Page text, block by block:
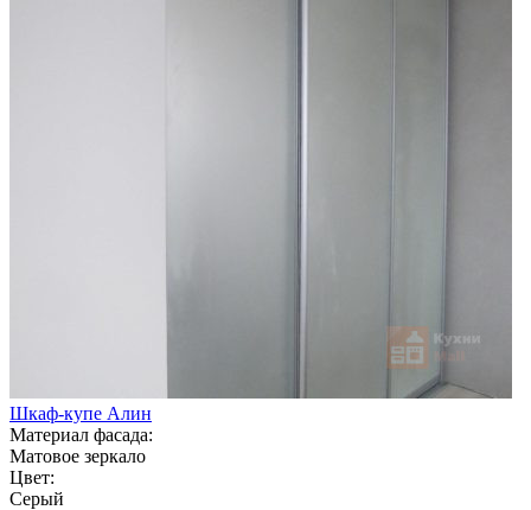
Шкаф-купе Алин
Материал фасада:
Матовое зеркало
Цвет:
Серый